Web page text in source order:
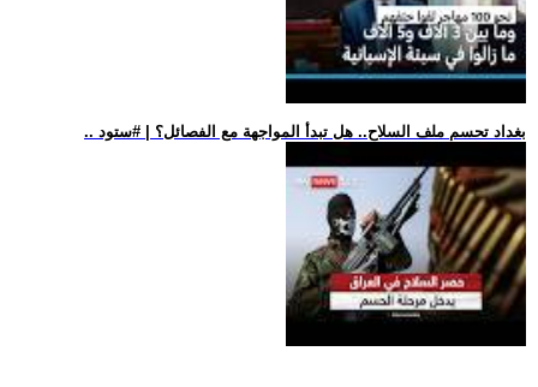
.. بغداد تحسم ملف السلاح.. هل تبدأ المواجهة مع الفصائل؟ | #ستود